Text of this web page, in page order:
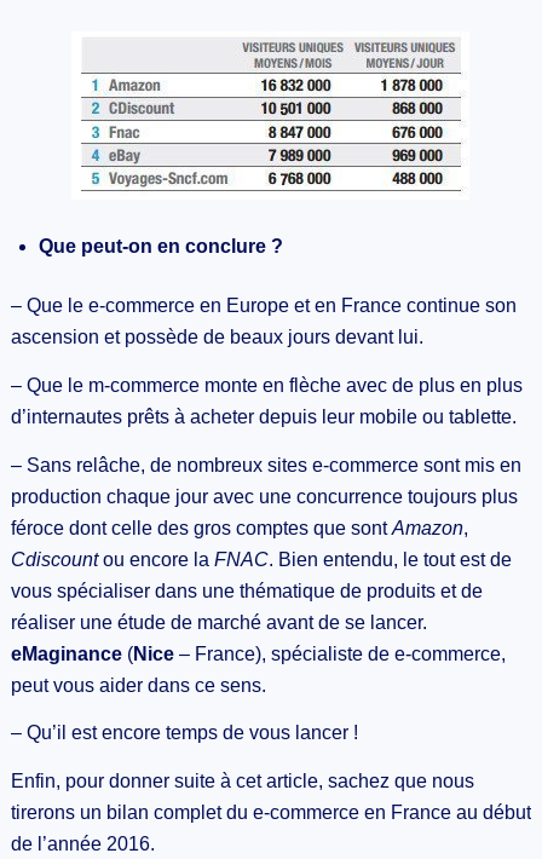
Que peut-on en conclure ?
– Que le e-commerce en Europe et en France continue son
ascension et possède de beaux jours devant lui.
– Que le m-commerce monte en flèche avec de plus en plus
d’internautes prêts à acheter depuis leur mobile ou tablette.
– Sans relâche, de nombreux sites e-commerce sont mis en
production chaque jour avec une concurrence toujours plus
féroce dont celle des gros comptes que sontAmazon,
Cdiscountou encore la FNAC. Bien entendu, le tout est de
vous spécialiser dans une thématique de produits et de
réaliser une étude de marché avant de se lancer.
eMaginance(Nice– France), spécialiste de e-commerce,
peut vous aider dans ce sens.
– Qu’il est encore temps de vous lancer !
Enfin, pour donner suite à cet article, sachez que nous
tirerons un bilan complet du e-commerce en France au début
de l’année 2016.